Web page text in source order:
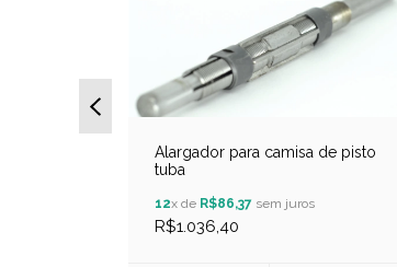
Alargador para camisa de pisto
tuba
12x de R$86,37 sem juros
R$1.036,40